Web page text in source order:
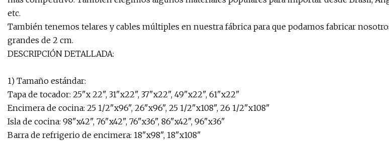
etc.
También tenemos telares y cables múltiples en nuestra fábrica para que podamos fabricar
grandes de 2 cm.
DESCRIPCIÓN DETALLADA:
1) Tamaño estándar:
Tapa de tocador: 25"x 22", 31"x22", 37"x22", 49"x22", 61"x22"
Encimera de cocina: 25 1/2"x96", 26"x96", 25 1/2"x108", 26 1/2"x108"
Isla de cocina: 98"x42", 76"x42", 76"x36", 86"x42", 96"x36"
Barra de refrigerio de encimera: 18"x98", 18"x108"